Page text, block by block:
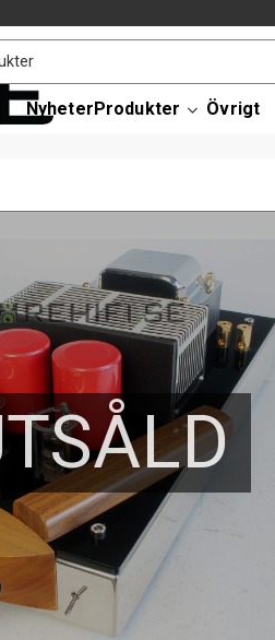
NyheterProdukter Övrigt